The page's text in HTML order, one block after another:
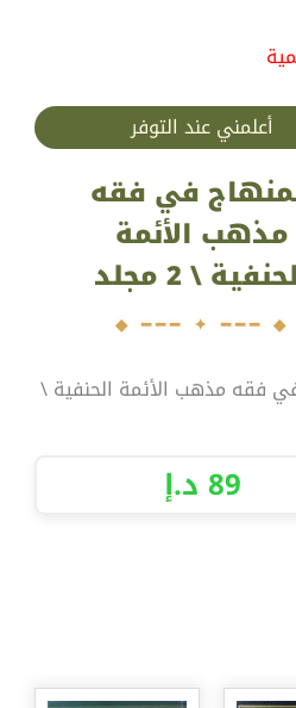
في فقه
مذهب الأئمة
\ 2 مجلد
فقه مذهب الأئمة الحنفية \
أعلمني عند التوفر
89د.إ